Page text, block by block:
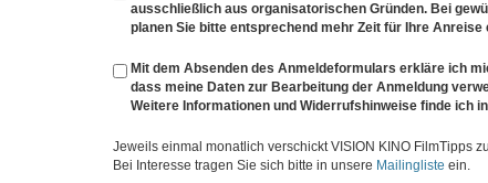
ausschließlich aus organisatorischen Gründen. Bei
planen Sie bitte entsprechend mehr Zeit für Ihre
Mit dem Absenden des Anmeldeformulars erkläre ich
dass meine Daten zur Bearbeitung der Anmeldung
Weitere Informationen und Widerrufshinweise finde ich
Jeweils einmal monatlich verschickt VISION KINO FilmTipps
Bei Interesse tragen Sie sich bitte in unsere Mailingliste ein.